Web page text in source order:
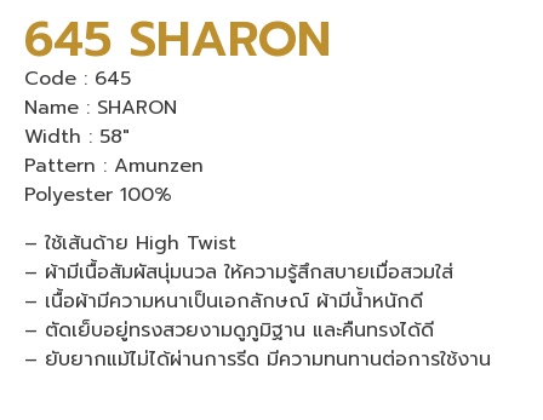
645 SHARON
Code : 645
Name : SHARON
Width : 58″
Pattern : Amunzen
Polyester 100%
– ใช้เส้นด้าย High Twist
– ผ้ามีเนื้อสัมผัสนุ่มนวล ให้ความรู้สึกสบายเมื่อสวมใส่
– เนื้อผ้ามีความหนาเป็นเอกลักษณ์ ผ้ามีน้ำหนักดี
– ตัดเย็บอยู่ทรงสวยงามดูภูมิฐาน และคืนทรงได้ดี
– ยับยากแม้ไม่ได้ผ่านการรีด มีความทนทานต่อการใช้งาน